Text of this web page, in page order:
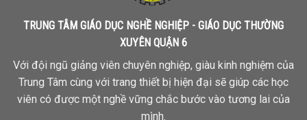
TRUNG TÂM GIÁO DỤC NGHỀ NGHIỆP - GIÁO DỤC THƯỜNG
XUYÊN QUẬN 6
Với đội ngũ giảng viên chuyên nghiệp, giàu kinh nghiệm của
Trung Tâm cùng với trang thiết bị hiện đại sẽ giúp các học
viên có được một nghề vững chắc bước vào tương lai của
mình.